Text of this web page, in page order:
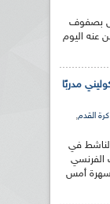
بصفوف
عنه اليوم
مدربًا
كرة القدم,
الناشط في
الفرنسي
سهرة أمس